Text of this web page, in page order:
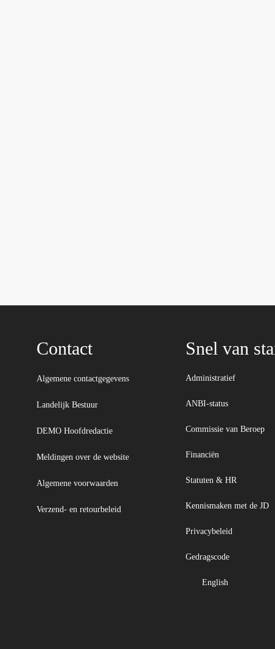
Contact
Algemene contactgegevens
Landelijk Bestuur
DEMO Hoofdredactie
Meldingen over de website
Algemene voorwaarden
Verzend- en retourbeleid
Snel van
Administratief
ANBI-status
Commissie van Beroep
Financiën
Statuten & HR
Kennismaken met de JD
Privacybeleid
Gedragscode
English